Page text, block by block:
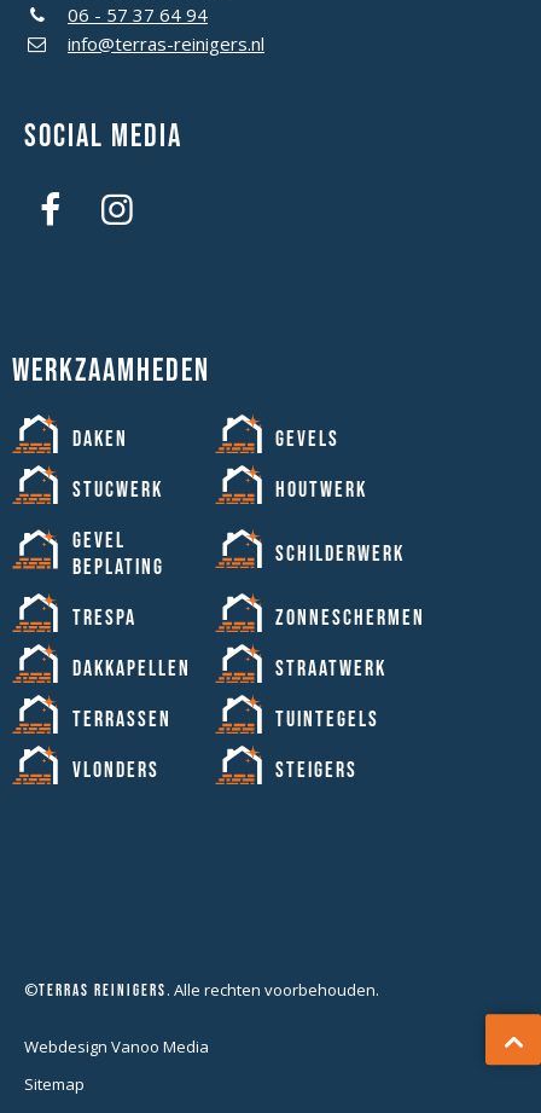
06 - 57 37 64 94
info@terras-reinigers.nl
Social media
Werkzaamheden
Daken
Gevels
Stucwerk
Houtwerk
Gevel
beplating
Schilderwerk
Trespa
Zonneschermen
Dakkapellen
Straatwerk
Terrassen
Tuintegels
Vlonders
Steigers
©Terras Reinigers. Alle rechten voorbehouden.
Webdesign Vanoo Media
Sitemap